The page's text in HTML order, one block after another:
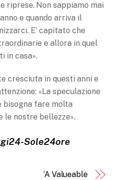
riprese. Non sappiamo mai
e quando arriva il
E’ capitato che
e allora in quel
in casa».
cresciuta in questi anni e
«La speculazione
bisogna fare molta
le nostre bellezze».
Sole24ore
‘A Valueable